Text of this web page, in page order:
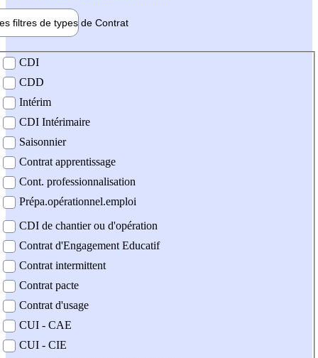
filtres de types de Contrat
contrat
CDI
CDD
Intérim
CDI Intérimaire
Saisonnier
Contrat apprentissage
Cont. professionnalisation
Prépa.opérationnel.emploi
CDI de chantier ou d'opération
Contrat d'Engagement Educatif
Contrat intermittent
Contrat pacte
Contrat d'usage
CUI - CAE
CUI - CIE